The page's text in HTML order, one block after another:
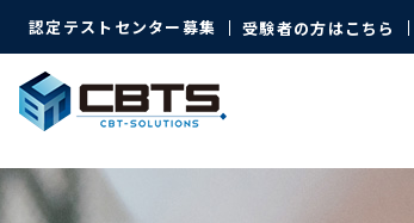
認定テストセンター募集 受験者の方はこちら